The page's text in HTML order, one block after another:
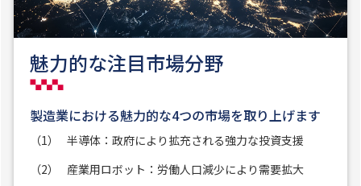
魅力的な注目市場分野
製造業における魅力的な4つの市場を取り上げます
（1）
半導体：政府により拡充される強力な投資支援
（2）
産業用ロボット：労働人口減少により需要拡大